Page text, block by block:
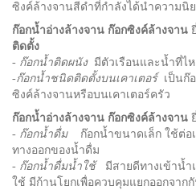
ซิงค์ล้างจานสีดำที่กำลังได้นำความนิ
ก๊อกน้ำอ่างล้างจาน ก๊อกซิงค์ล้างจาน
ติดตั้ง
- ก๊อกน้ำติดผนังมีตัวเรือนและน้ำที่ไห
-ก๊อกน้ำชนิดติดตั้งบนเคาเตอร์ เป็นก๊
ซิงค์ล้างจานหรือบนเคาเตอร์ครัว
ก๊อกน้ำอ่างล้างจาน ก๊อกซิงค์ล้างจาน
- ก๊อกน้ำดื่ม
ก๊อกน้ำขนาดเล็ก ใช้ต่อ
ทางออกของน้ำดื่ม
- ก๊อกน้ำดื่มน้ำใช้มีสายดีทางเข้าน้ำ
ใช้ มีก้านโยกเพื่อควบคุมแยกออกจาก